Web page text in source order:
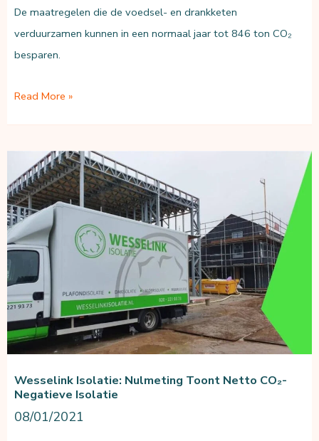
De maatregelen die de voedsel- en drankketen
verduurzamen kunnen in een normaal jaar tot 846 ton CO₂
besparen.
Jaarbeurs:
klimaatneutrale
voedselketen
Read More »
Wesselink Isolatie: Nulmeting Toont Netto CO₂-
Negatieve Isolatie
08/01/2021